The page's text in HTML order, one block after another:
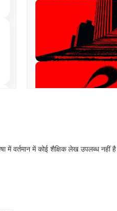
में वर्तमान में कोई शैक्षिक लेख उपलब्ध